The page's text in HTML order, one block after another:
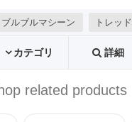
ブルブルマシーン トレッ
カテゴリ 詳細